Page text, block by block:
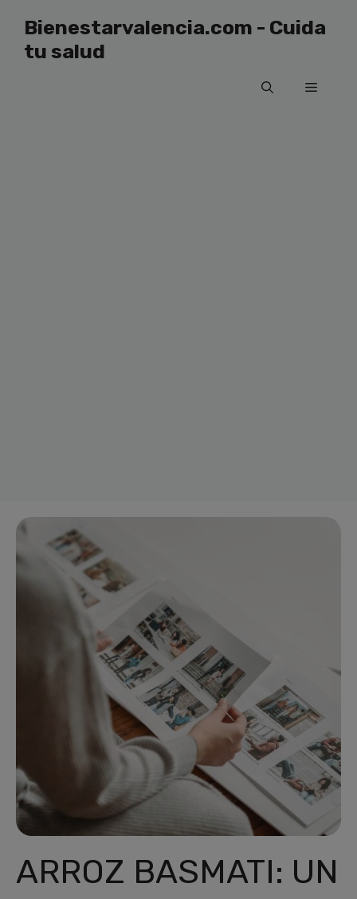
contenido
Bienestarvalencia.com - Cuida
tu salud
Menú
ARROZ BASMATI: UN